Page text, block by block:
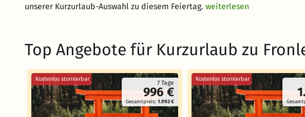
unserer Kurzurlaub-Auswahl zu diesem Feiertag. weiterlesen
Top Angebote für Kurzurlaub zu
7 Tage
996 €
Gesamtpreis: 1.992 €
Kostenlos stornierbar Kostenlos stornierbar